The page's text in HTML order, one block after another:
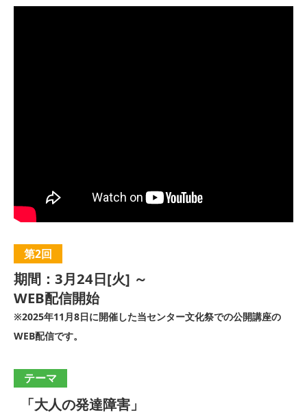
第2回
期間：3月24日[火] ～
WEB配信開始
※2025年11月8日に開催した当センター文化祭での公開講座の
WEB配信です。
テーマ
「大人の発達障害」